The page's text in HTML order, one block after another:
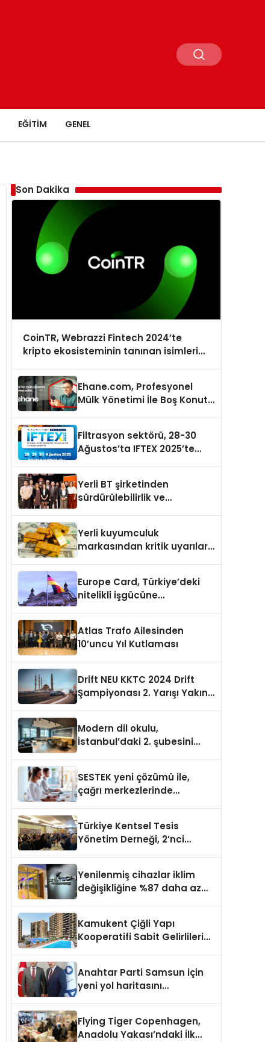
EĞITIM GENEL
Son Dakika
CoinTR, Webrazzi Fintech 2024’te
kripto ekosisteminin tanınan isimlerini
Ehane.com, Profesyonel
Mülk Yönetimi İle Boş Konut
Filtrasyon sektörü, 28-30
Ağustos’ta IFTEX 2025’te
Yerli BT şirketinden
sürdürülebilirlik ve
Yerli kuyumculuk
markasından kritik uyarılar:
Europe Card, Türkiye’deki
nitelikli işgücüne
Atlas Trafo Ailesinden
10’uncu Yıl Kutlaması
Drift NEU KKTC 2024 Drift
Şampiyonası 2. Yarışı Yakın
Modern dil okulu,
İstanbul’daki 2. şubesini
SESTEK yeni çözümü ile,
çağrı merkezlerinde
Türkiye Kentsel Tesis
Yönetim Derneği, 2’nci
Yenilenmiş cihazlar iklim
değişikliğine %87 daha az
Kamukent Çiğli Yapı
Kooperatifi Sabit Gelirlileri
Anahtar Parti Samsun için
yeni yol haritasını
Flying Tiger Copenhagen,
Anadolu Yakası’ndaki İlk